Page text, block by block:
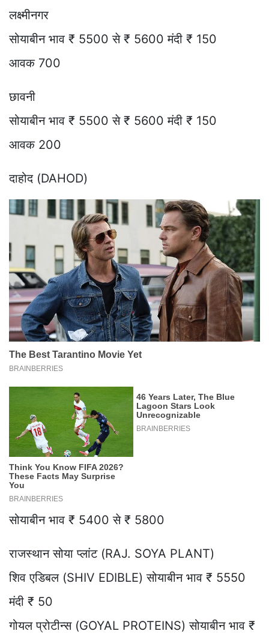
लक्ष्मीनगर
सोयाबीन भाव ₹ 5500 से ₹ 5600 मंदी ₹ 150
आवक 700
छावनी
सोयाबीन भाव ₹ 5500 से ₹ 5600 मंदी ₹ 150
आवक 200
दाहोद (DAHOD)
सोयाबीन भाव ₹ 5400 से ₹ 5800
राजस्थान सोया प्लांट (RAJ. SOYA PLANT)
शिव एडिबल (SHIV EDIBLE) सोयाबीन भाव ₹ 5550
मंदी ₹ 50
गोयल प्रोटीन्स (GOYAL PROTEINS) सोयाबीन भाव ₹